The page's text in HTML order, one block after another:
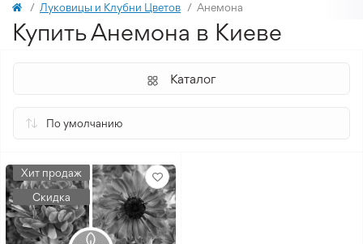
Луковицы и Клубни Цветов Анемона
Купить Анемона в Киеве
Каталог
Хит продаж
Скидка